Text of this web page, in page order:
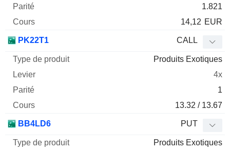
1.821
14,12 EUR
PK22T1 CALL
Produits Exotiques
4x
1
13.32 / 13.67
BB4LD6 PUT
Produits Exotiques